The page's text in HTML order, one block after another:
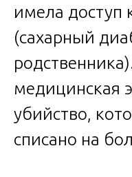
имела доступ
(сахарный
медицинская
убийство,
списано на